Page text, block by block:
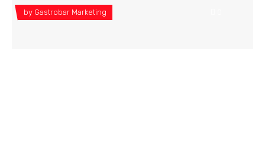
by Gastrobar Marketing